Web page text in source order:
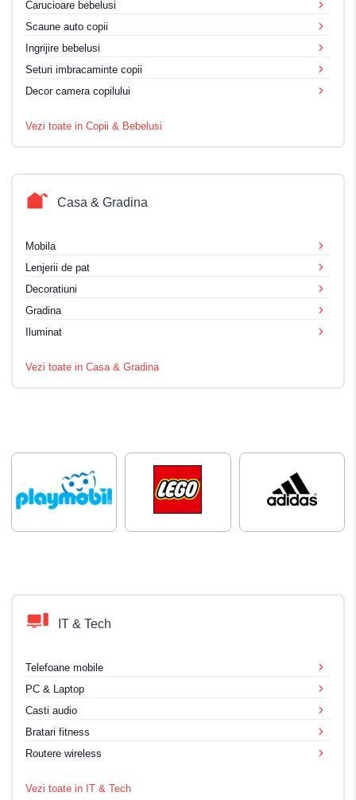
Carucioare bebelusi
Scaune auto copii
Ingrijire bebelusi
Seturi imbracaminte copii
Decor camera copilului
Vezi toate in Copii & Bebelusi
Casa & Gradina
Mobila
Lenjerii de pat
Decoratiuni
Gradina
Iluminat
Vezi toate in Casa & Gradina
IT & Tech
Telefoane mobile
PC & Laptop
Casti audio
Bratari fitness
Routere wireless
Vezi toate in IT & Tech